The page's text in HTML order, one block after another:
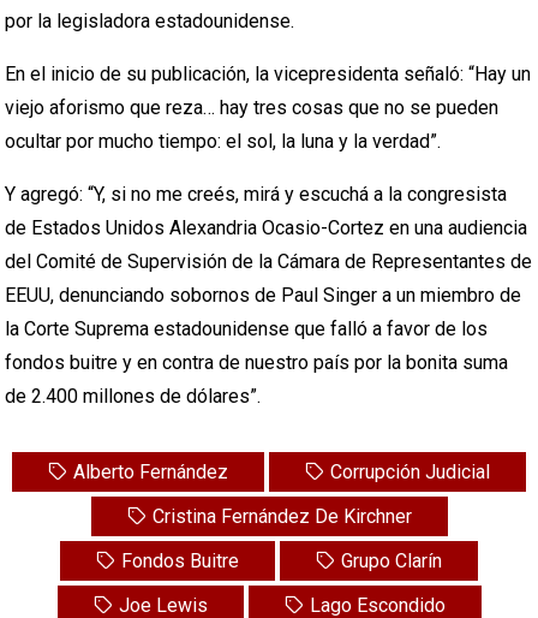
por la legisladora estadounidense.
En el inicio de su publicación, la vicepresidenta señaló: “Hay un
viejo aforismo que reza… hay tres cosas que no se pueden
ocultar por mucho tiempo: el sol, la luna y la verdad”.
Y agregó: “Y, si no me creés, mirá y escuchá a la congresista
de Estados Unidos Alexandria Ocasio-Cortez en una audiencia
del Comité de Supervisión de la Cámara de Representantes de
EEUU, denunciando sobornos de Paul Singer a un miembro de
la Corte Suprema estadounidense que falló a favor de los
fondos buitre y en contra de nuestro país por la bonita suma
de 2.400 millones de dólares”.
Alberto Fernández
Corrupción Judicial
Cristina Fernández De Kirchner
Fondos Buitre
Grupo Clarín
Joe Lewis
Lago Escondido